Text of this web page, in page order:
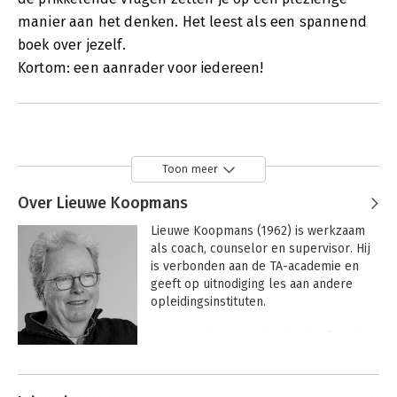
manier aan het denken. Het leest als een spannend
boek over jezelf.
Kortom: een aanrader voor iedereen!
Toon meer
Over Lieuwe Koopmans
Lieuwe Koopmans (1962) is werkzaam
als coach, counselor en supervisor. Hij
is verbonden aan de TA-academie en
geeft op uitnodiging les aan andere
opleidingsinstituten.
en in diverse talen vertaald is. Eerder
Andere boeken door Lieuwe